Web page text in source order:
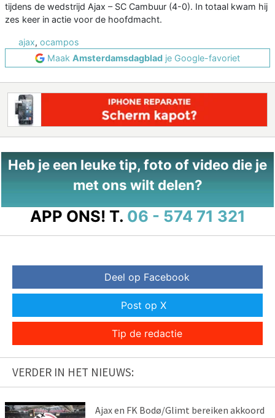
tijdens de wedstrijd Ajax – SC Cambuur (4-0). In totaal kwam hij
zes keer in actie voor de hoofdmacht.
ajax, ocampos
Maak Amsterdamsdagblad je Google-favoriet
Heb je een leuke tip, foto of video die je
met ons wilt delen?
APP ONS! T. 06 - 574 71 321
Deel op Facebook
Post op X
Tip de redactie
VERDER IN HET NIEUWS:
Ajax en FK Bodø/Glimt bereiken akkoord